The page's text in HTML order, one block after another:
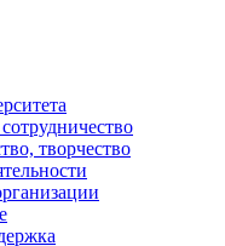
творчество